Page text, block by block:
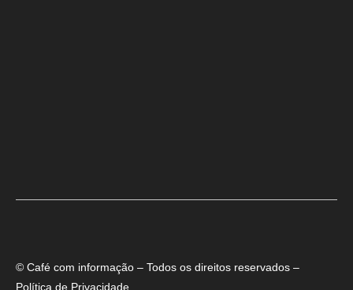
© Café com informação – Todos os direitos reservados –
Política de Privacidade